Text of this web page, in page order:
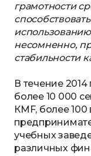
грамотности
несомненно,
стабильности
В течение 2014
более 10 000
КМF, более
учебных
различных